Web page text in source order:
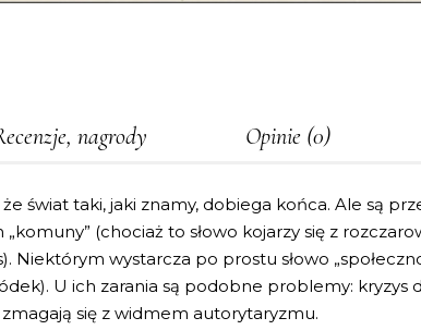
nagrody Opinie (0)
świat taki, jaki znamy, dobiega końca. Ale są
(chociaż to słowo kojarzy się z
Niektórym wystarcza po prostu słowo
U ich zarania są podobne problemy: kryzys
zmagają się z widmem autorytaryzmu.